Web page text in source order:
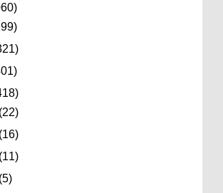
(22)
(16)
(11)
(5)